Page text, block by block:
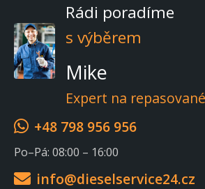
Rádi poradíme
s výběrem
Mike
Expert na
+48 798 956 956
Po–Pá: 08:00 – 16:00
info@dieselservice24.cz